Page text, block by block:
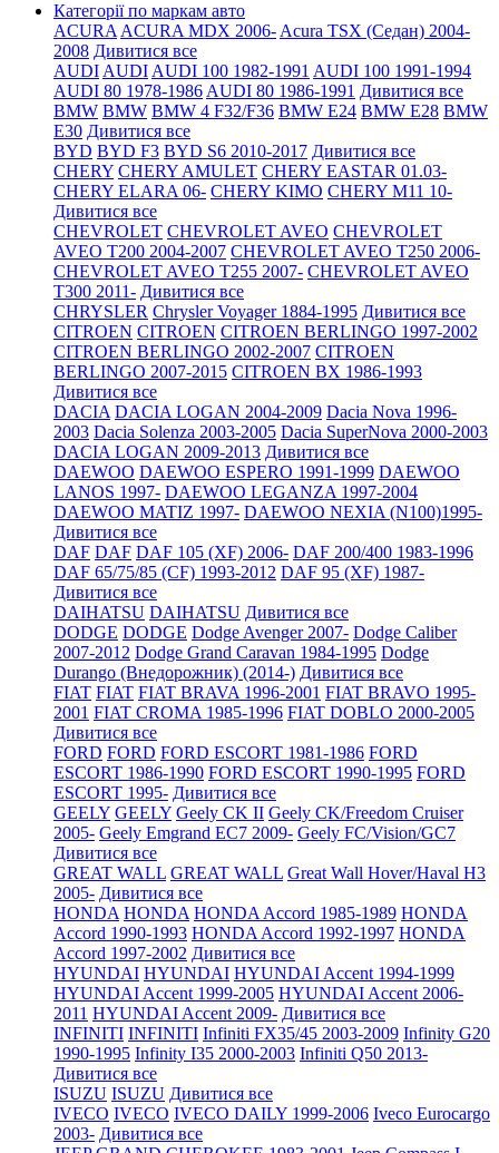
Категорії по маркам авто
ACURA ACURA MDX 2006- Acura TSX (Седан) 2004-
2008 Дивитися все
AUDI AUDI AUDI 100 1982-1991 AUDI 100 1991-1994
AUDI 80 1978-1986 AUDI 80 1986-1991 Дивитися все
BMW BMW BMW 4 F32/F36 BMW E24 BMW E28 BMW
E30 Дивитися все
BYD BYD F3 BYD S6 2010-2017 Дивитися все
CHERY CHERY AMULET CHERY EASTAR 01.03-
CHERY ELARA 06- CHERY KIMO CHERY M11 10-
Дивитися все
CHEVROLET CHEVROLET AVEO CHEVROLET
AVEO Т200 2004-2007 CHEVROLET AVEO Т250 2006-
CHEVROLET AVEO Т255 2007- CHEVROLET AVEO
Т300 2011- Дивитися все
CHRYSLER Chrysler Voyager 1884-1995 Дивитися все
CITROEN CITROEN CITROEN BERLINGO 1997-2002
CITROEN BERLINGO 2002-2007 CITROEN
BERLINGO 2007-2015 CITROEN BX 1986-1993
Дивитися все
DACIA DACIA LOGAN 2004-2009 Dacia Nova 1996-
2003 Dacia Solenza 2003-2005 Dacia SuperNova 2000-2003
DACIA LOGAN 2009-2013 Дивитися все
DAEWOO DAEWOO ESPERO 1991-1999 DAEWOO
LANOS 1997- DAEWOO LEGANZA 1997-2004
DAEWOO MATIZ 1997- DAEWOO NEXIA (N100)1995-
Дивитися все
DAF DAF DAF 105 (XF) 2006- DAF 200/400 1983-1996
DAF 65/75/85 (CF) 1993-2012 DAF 95 (XF) 1987-
Дивитися все
DAIHATSU DAIHATSU Дивитися все
DODGE DODGE Dodge Avenger 2007- Dodge Caliber
2007-2012 Dodge Grand Caravan 1984-1995 Dodge
Durango (Внедорожник) (2014-) Дивитися все
FIAT FIAT FIAT BRAVA 1996-2001 FIAT BRAVO 1995-
2001 FIAT CROMA 1985-1996 FIAT DOBLO 2000-2005
Дивитися все
FORD FORD FORD ESCORT 1981-1986 FORD
ESCORT 1986-1990 FORD ESCORT 1990-1995 FORD
ESCORT 1995- Дивитися все
GEELY GEELY Geely CK II Geely CK/Freedom Cruiser
2005- Geely Emgrand EC7 2009- Geely FC/Vision/GC7
Дивитися все
GREAT WALL GREAT WALL Great Wall Hover/Haval H3
2005- Дивитися все
HONDA HONDA HONDA Accord 1985-1989 HONDA
Accord 1990-1993 HONDA Accord 1992-1997 HONDA
Accord 1997-2002 Дивитися все
HYUNDAI HYUNDAI HYUNDAI Accent 1994-1999
HYUNDAI Accent 1999-2005 HYUNDAI Accent 2006-
2011 HYUNDAI Accent 2009- Дивитися все
INFINITI INFINITI Infiniti FX35/45 2003-2009 Infinity G20
1990-1995 Infinity I35 2000-2003 Infiniti Q50 2013-
Дивитися все
ISUZU ISUZU Дивитися все
IVECO IVECO IVECO DAILY 1999-2006 Iveco Eurocargo
2003- Дивитися все